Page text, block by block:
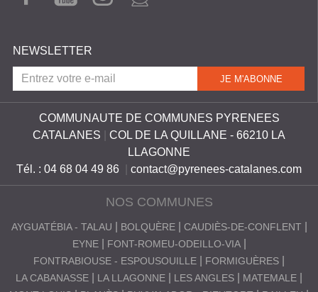
L
E
EBO
TUB
AGR
CAM
NEWSLETTER
COMMUNAUTE DE COMMUNES PYRENEES
CATALANES
COL DE LA QUILLANE - 66210 LA
LLAGONNE
Tél. : 04 68 04 49 86
contact@pyrenees-catalanes.com
NOS COMMUNES
AYGUATÉBIA - TALAU BOLQUÈRE
CAUDIÈS-DE-CONFLENT
EYNE
FONT-ROMEU-ODEILLO-VIA
FONTRABIOUSE - ESPOUSOUILLE
FORMIGUÈRES
LA CABANASSE
LA LLAGONNE LES ANGLES
MATEMALE